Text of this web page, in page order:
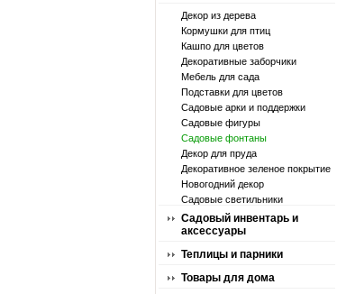
Декор из дерева
Кормушки для птиц
Кашпо для цветов
Декоративные заборчики
Мебель для сада
Подставки для цветов
Садовые арки и поддержки
Садовые фигуры
Садовые фонтаны
Декор для пруда
Декоративное зеленое покрытие
Новогодний декор
Садовые светильники
Садовый инвентарь и
аксессуары
Теплицы и парники
Товары для дома